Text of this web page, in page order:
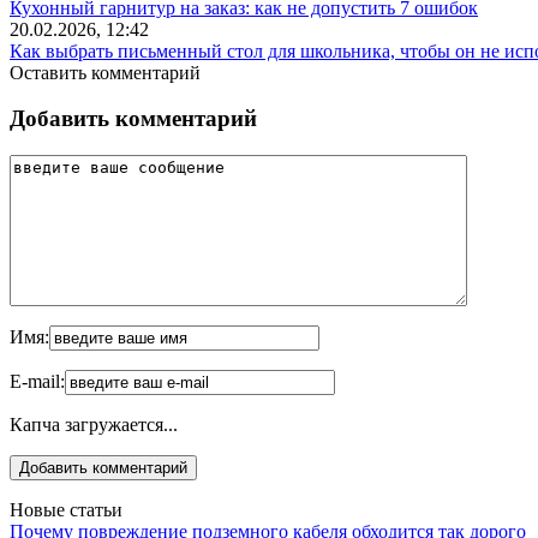
Кухонный гарнитур на заказ: как не допустить 7 ошибок
20.02.2026, 12:42
Как выбрать письменный стол для школьника, чтобы он не
Оставить комментарий
Добавить комментарий
Имя:
E-mail:
Капча загружается...
Новые статьи
Почему повреждение подземного кабеля обходится так дорого